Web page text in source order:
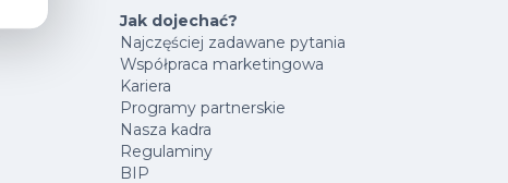
Jak dojechać?
Najczęściej zadawane pytania
Współpraca marketingowa
Kariera
Programy partnerskie
Nasza kadra
Regulaminy
BIP